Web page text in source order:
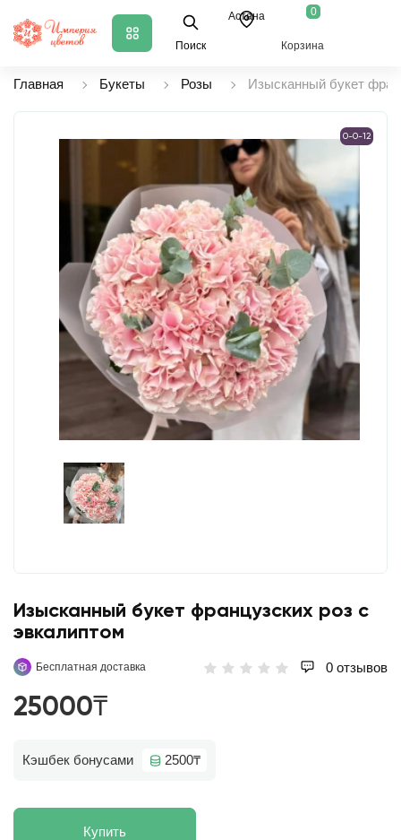
Поиск
Астана 0
Корзина
Главная Букеты Розы Изысканный букет
0-0-12
Изысканный букет французских роз с
эвкалиптом
Бесплатная доставка 0 отзывов
25000₸
Кэшбек бонусами 2500₸
Купить